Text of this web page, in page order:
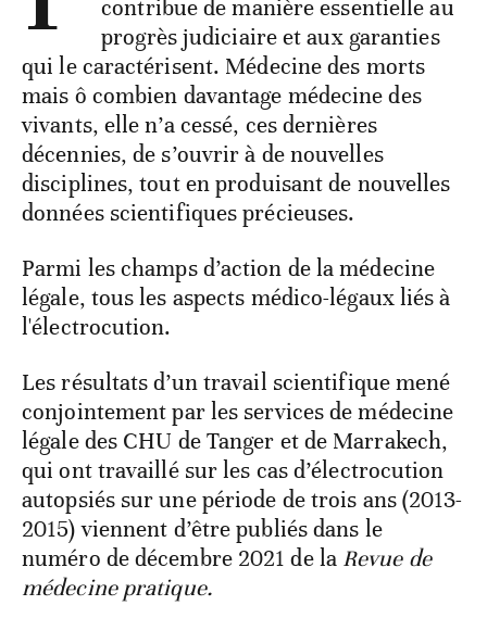
contribue de manière essentielle au
progrès judiciaire et aux garanties
qui le caractérisent. Médecine des morts
mais ô combien davantage médecine des
vivants, elle n’a cessé, ces dernières
décennies, de s’ouvrir à de nouvelles
disciplines, tout en produisant de nouvelles
données scientifiques précieuses.
Parmi les champs d’action de la médecine
légale, tous les aspects médico-légaux liés à
l'électrocution.
Les résultats d’un travail scientifique mené
conjointement par les services de médecine
légale des CHU de Tanger et de Marrakech,
qui ont travaillé sur les cas d’électrocution
autopsiés sur une période de trois ans (2013-
2015) viennent d’être publiés dans le
numéro de décembre 2021 de la Revue de
médecinepratique.